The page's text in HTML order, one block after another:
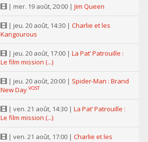
| mer. 19 août, 20:00 | Jim Queen
| jeu. 20 août, 14:30 | Charlie et les
Kangourous
| jeu. 20 août, 17:00 | La Pat’ Patrouille :
Le film mission (...)
| jeu. 20 août, 20:00 | Spider-Man : Brand
New Day VOST
| ven. 21 août, 14:30 | La Pat’ Patrouille :
Le film mission (...)
| ven. 21 août, 17:00 | Charlie et les